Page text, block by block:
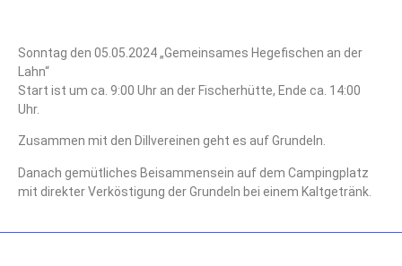
Sonntag den 05.05.2024 „Gemeinsames Hegefischen an der
Lahn“
Start ist um ca. 9:00 Uhr an der Fischerhütte, Ende ca. 14:00
Uhr.
Zusammen mit den Dillvereinen geht es auf Grundeln.
Danach gemütliches Beisammensein auf dem Campingplatz
mit direkter Verköstigung der Grundeln bei einem Kaltgetränk.